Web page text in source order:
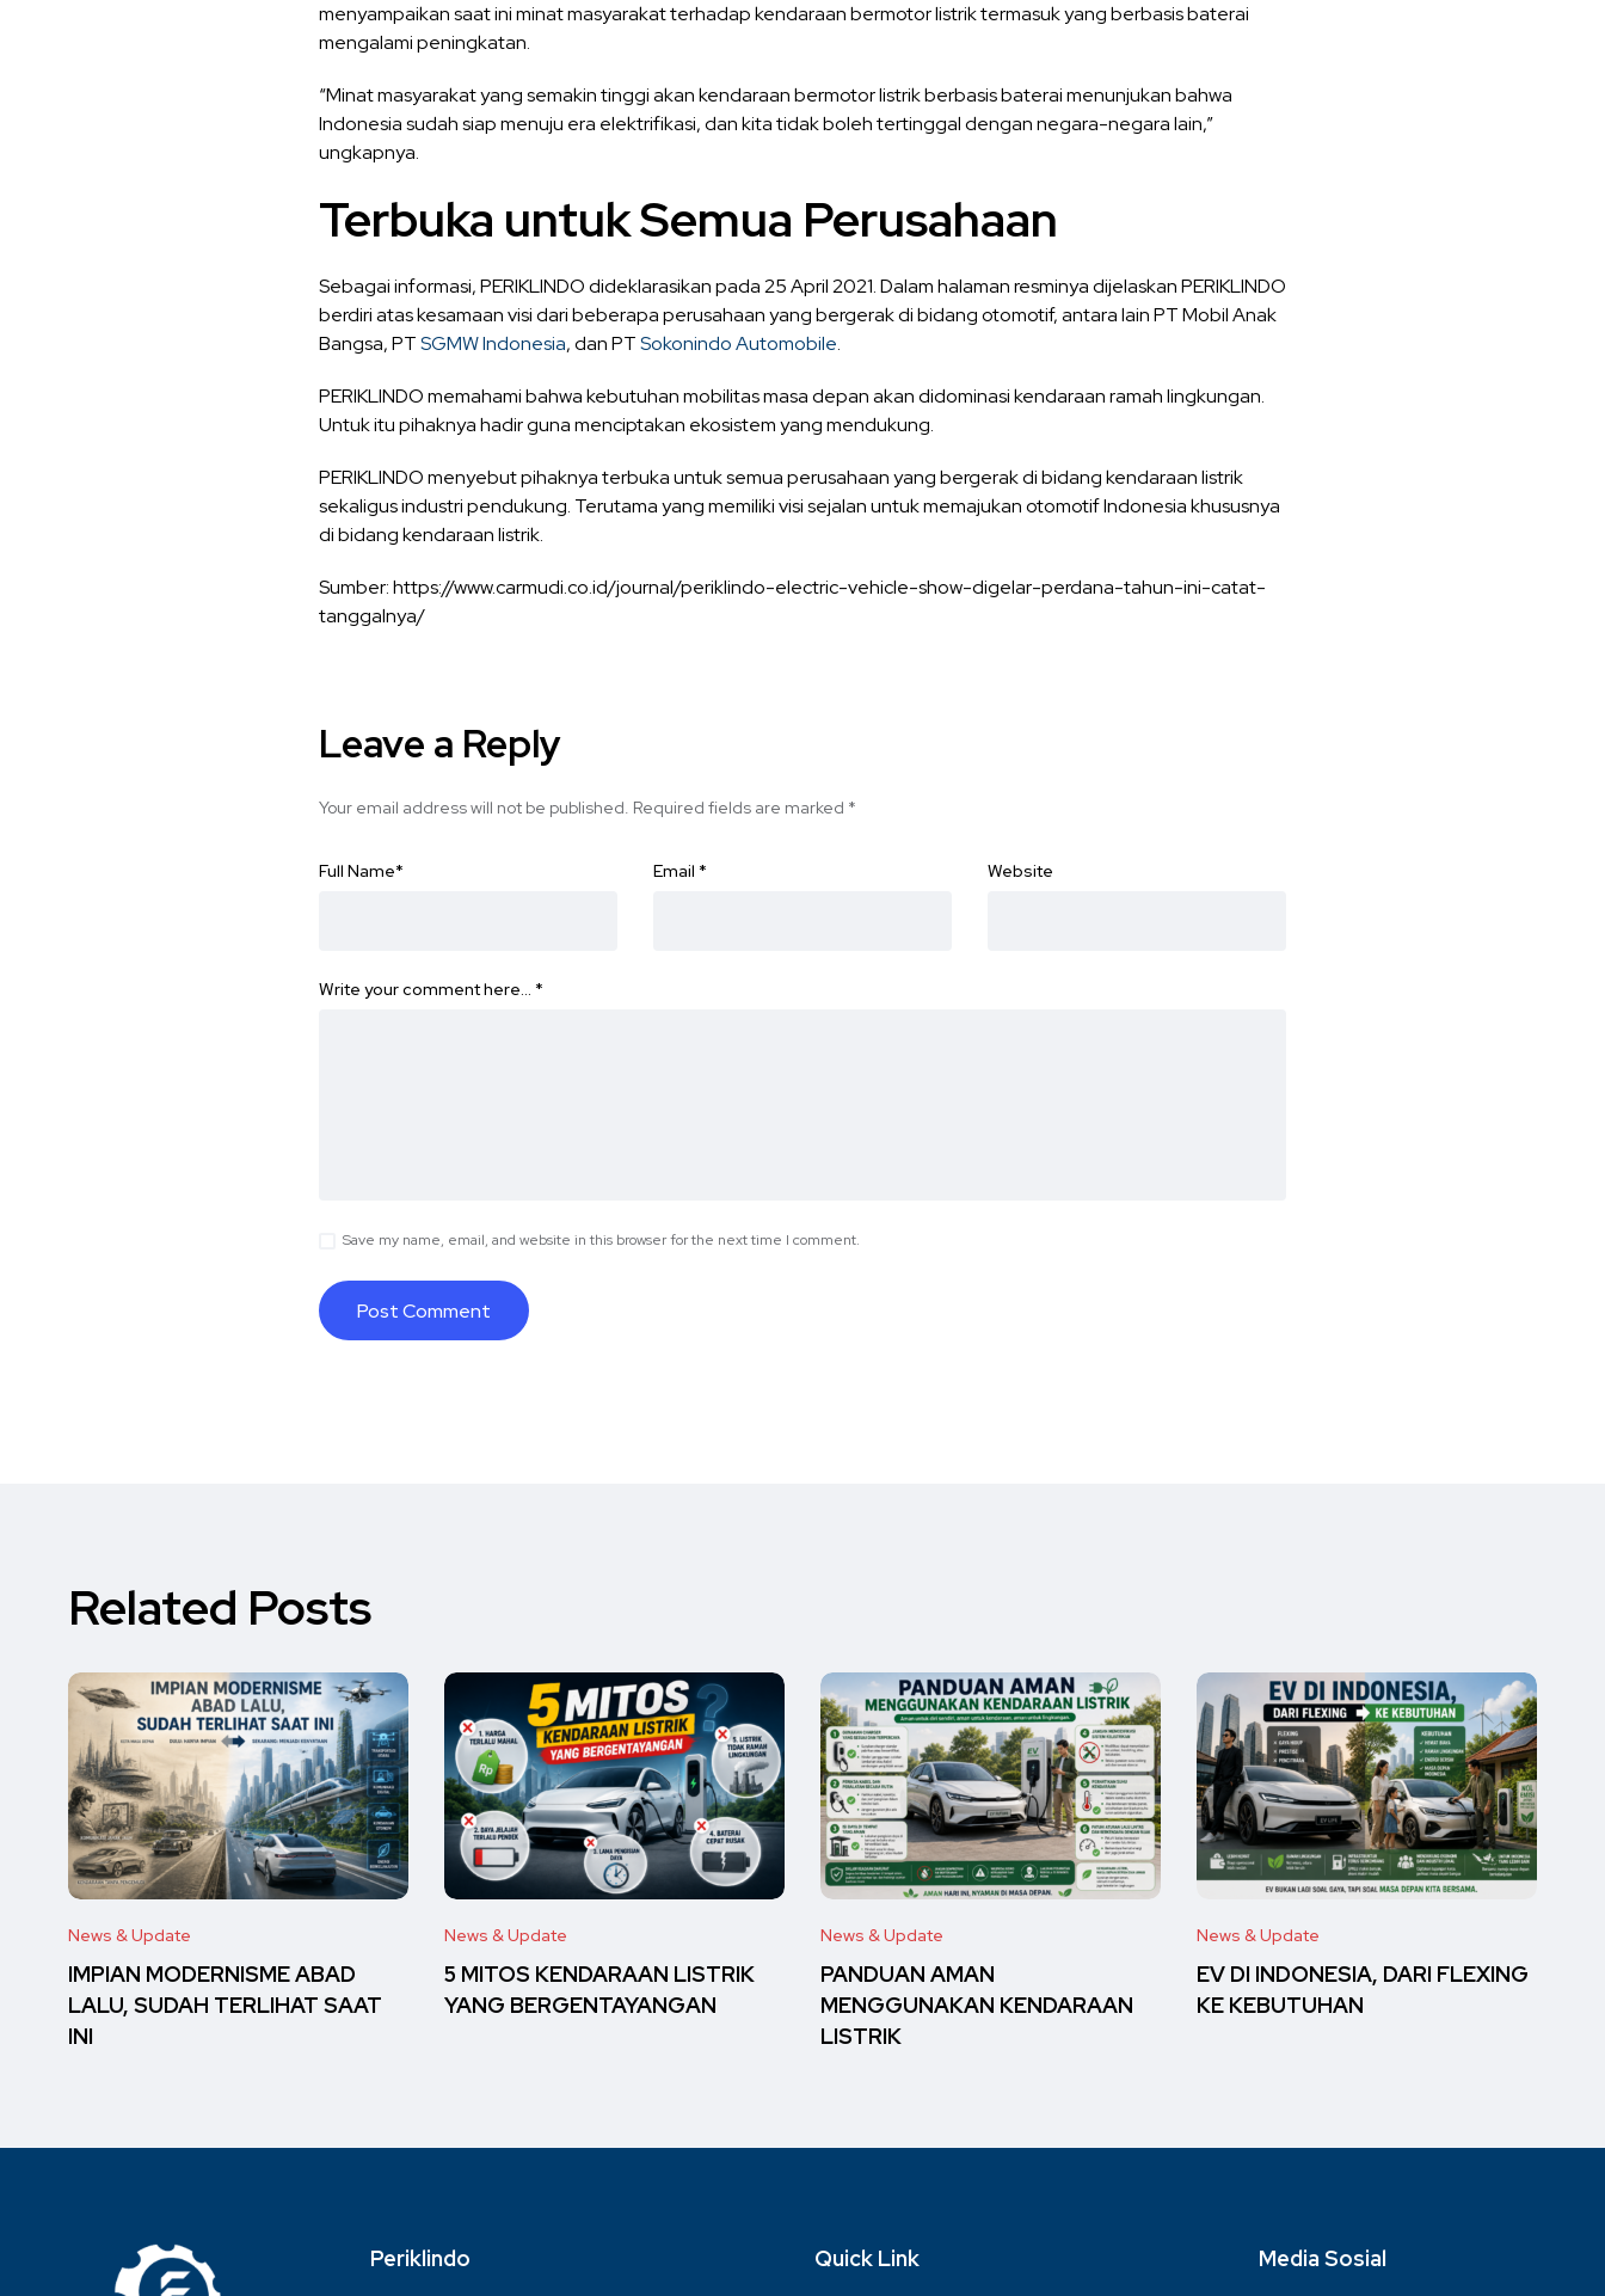
menyampaikan saat ini minat masyarakat terhadap kendaraan bermotor listrik termasuk yang berbasis baterai
mengalami peningkatan.
“Minat masyarakat yang semakin tinggi akan kendaraan bermotor listrik berbasis baterai menunjukan bahwa
Indonesia sudah siap menuju era elektrifikasi, dan kita tidak boleh tertinggal dengan negara-negara lain,”
ungkapnya.
Terbuka untuk Semua Perusahaan
Sebagai informasi, PERIKLINDO dideklarasikan pada 25 April 2021. Dalam halaman resminya dijelaskan PERIKLINDO
berdiri atas kesamaan visi dari beberapa perusahaan yang bergerak di bidang otomotif, antara lain PT Mobil Anak
Bangsa, PTSGMW Indonesia, dan PTSokonindo Automobile.
PERIKLINDO memahami bahwa kebutuhan mobilitas masa depan akan didominasi kendaraan ramah lingkungan.
Untuk itu pihaknya hadir guna menciptakan ekosistem yang mendukung.
PERIKLINDO menyebut pihaknya terbuka untuk semua perusahaan yang bergerak di bidang kendaraan listrik
sekaligus industri pendukung. Terutama yang memiliki visi sejalan untuk memajukan otomotif Indonesia khususnya
di bidang kendaraan listrik.
Sumber: https://www.carmudi.co.id/journal/periklindo-electric-vehicle-show-digelar-perdana-tahun-ini-catat-
tanggalnya/
Leave a Reply
Your email address will not be published. Required fields are marked *
Full Name* Email * Website
Write your comment here… *
Save my name, email, and website in this browser for the next time I comment.
Related Posts
News & Update
IMPIAN MODERNISME ABAD
LALU, SUDAH TERLIHAT SAAT
INI
News & Update
5 MITOS KENDARAAN LISTRIK
YANG BERGENTAYANGAN
News & Update
PANDUAN AMAN
MENGGUNAKAN KENDARAAN
LISTRIK
News & Update
EV DI INDONESIA, DARI FLEXING
KE KEBUTUHAN
Periklindo Quick Link Media Sosial